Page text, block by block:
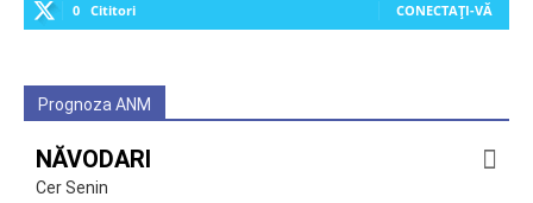
0 Cititori CONECTAȚI-VĂ
Prognoza ANM
NĂVODARI
Cer Senin